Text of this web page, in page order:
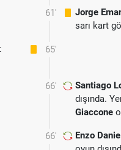
61'
Jorge
sarı kart
65'
66' Santiago
dışında.
Giaccone
66'
Enzo